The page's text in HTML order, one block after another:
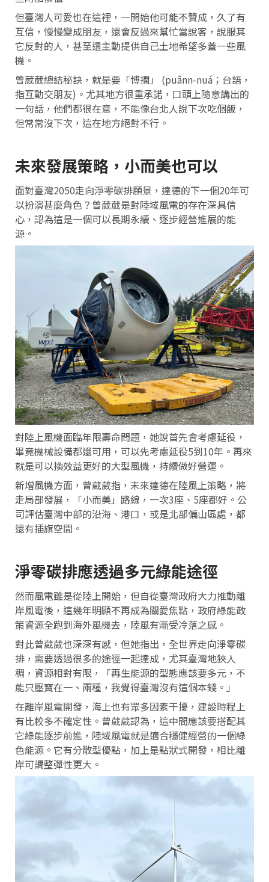
但臺灣人可愛也在這裡，一開始他可能不贊成，久了有
互信，慢慢變成朋友，還會反過來幫忙當說客，說服其
它反對的人，甚至還主動提供自己土地希望多蓋一些風
機。
曾葳葳總結秘訣，就是要「博撋」 (puânn-nuá；台語，
指互動交朋友)。尤其地方很重承諾，口頭上隨意講出的
一句話，他們都很在意，不能像台北人說下次吃個飯，
但常常沒下次，這在地方絕對不行。
未來發展策略，小而美也可以
面對臺灣2050走向淨零碳排願景，達德的下一個20年可
以扮演甚麼角色？曾葳葳是對陸域風電的存在深具信
心，認為這是一個可以長期永續、逐步經營進展的能
源。
對陸上風機面臨年限壽命問題，她說首先會考慮延役，
畢竟機械設備都還可用，可以先考慮延役5到10年。再來
就是可以換效益更好的大型風機，持續做好營運。
新增風機方面，曾葳葳指，未來達德在陸風上策略，將
走局部發展，「小而美」路線，一次3座、5座都好。公
司評估臺灣中部的沿海、港口，或是北部偏山區處，都
還有插旗空間。
淨零碳排應透過多元綠能途徑
然而風電雖是從陸上開始，但自從臺灣政府大力推動離
岸風電後，這幾年明顯不再成為關愛焦點，政府綠能政
策資源全跑到海外風機去，陸風有漸受冷落之感。
對此曾葳葳也深深有感，但她指出，全世界走向淨零碳
排，需要透過很多的途徑一起達成，尤其臺灣地狹人
稠，資源相對有限，「再生能源的型態應該要多元，不
能只壓寶在一、兩種，我覺得臺灣沒有這個本錢。」
在離岸風電開發，海上也有眾多因素干擾，建設時程上
有比較多不確定性。曾葳葳認為，這中間應該要搭配其
它綠能逐步前進，陸域風電就是適合穩健經營的一個綠
色能源。它有分散型優點，加上是點狀式開發，相比離
岸可調整彈性更大。